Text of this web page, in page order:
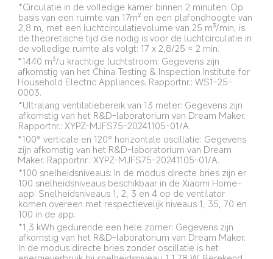
*Circulatie in de volledige kamer binnen 2 minuten: Op
basis van een ruimte van 17m² en een plafondhoogte van
2,8 m, met een luchtcirculatievolume van 25 m³/min, is
de theoretische tijd die nodig is voor de luchtcirculatie in
de volledige ruimte als volgt: 17 x 2,8/25 ≈ 2 min.
*1440 m³/u krachtige luchtstroom: Gegevens zijn
afkomstig van het China Testing & Inspection Institute for
Household Electric Appliances. Rapportnr.: WS1-25-
0003.
*Ultralang ventilatiebereik van 13 meter: Gegevens zijn
afkomstig van het R&D-laboratorium van Dream Maker.
Rapportnr.: XYPZ-MJFS75-20241105-01/A.
*100° verticale en 120° horizontale oscillatie: Gegevens
zijn afkomstig van het R&D-laboratorium van Dream
Maker. Rapportnr.: XYPZ-MJFS75-20241105-01/A.
*100 snelheidsniveaus: In de modus directe bries zijn er
100 snelheidsniveaus beschikbaar in de Xiaomi Home-
app. Snelheidsniveaus 1, 2, 3 en 4 op de ventilator
komen overeen met respectievelijk niveaus 1, 35, 70 en
100 in de app.
*1,3 kWh gedurende een hele zomer: Gegevens zijn
afkomstig van het R&D-laboratorium van Dream Maker.
In de modus directe bries zonder oscillatie is het